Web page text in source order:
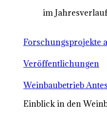
im Jahresverlauf
Forschungsprojekte
Veröffentlichungen
Weinbaubetrieb Antes
Einblick in den